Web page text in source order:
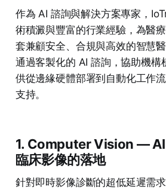
作為 AI 諮詢與解決方案專家，
術積澱與豐富的行業經驗，為醫
套兼顧安全、合規與高效的智慧
通過客製化的 AI 諮詢，協助機構
供從邊緣硬體部署到自動化工作
支持。
1. Computer Vision —
臨床影像的落地
針對即時影像診斷的超低延遲需